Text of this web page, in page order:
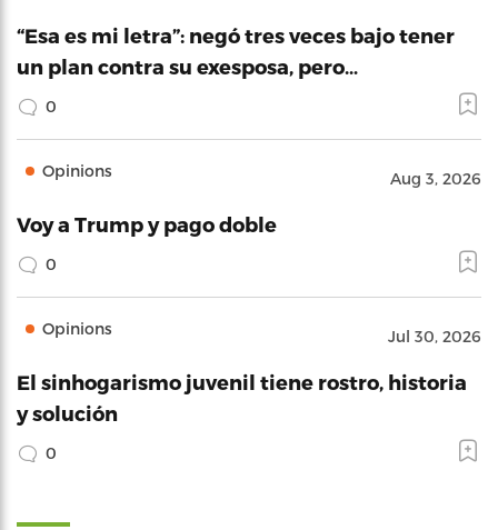
“Esa es mi letra”: negó tres veces bajo tener
un plan contra su exesposa, pero…
0
Opinions Aug 3, 2026
Voy a Trump y pago doble
0
Opinions Jul 30, 2026
El sinhogarismo juvenil tiene rostro, historia
y solución
0